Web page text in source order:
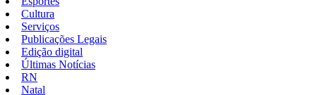
Cultura
Serviços
Publicações Legais
Edição digital
Últimas Notícias
RN
Natal